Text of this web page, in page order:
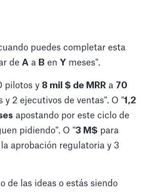
puedes completar esta
de A a B en Y meses".
pilotos y 8 mil $ de MRR a 70
2 ejecutivos de ventas". O "1,2
apostando por este ciclo de
pidiendo". O "3 M$ para
aprobación regulatoria y 3
de las ideas o estás siendo